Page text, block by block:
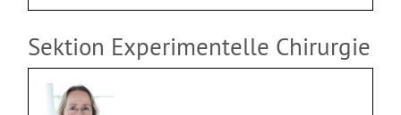
Sektion Experimentelle Chirurgie